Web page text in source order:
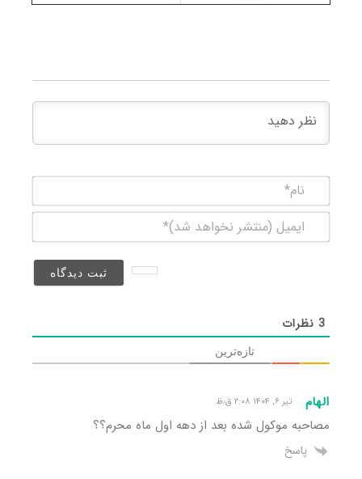
(منتشر
3 نظرات
تازه‌ترین
الهام تیر ۶, ۱۴۰۴ ۲:۰۸ ق٫ظ
مصاحبه موکول شده بعد از دهه اول ماه محرم؟؟
پاسخ